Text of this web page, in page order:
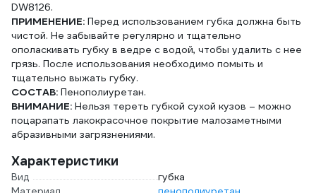
DW8126.
ПРИМЕНЕНИЕ: Перед использованием губка должна быть
чистой. Не забывайте регулярно и тщательно
ополаскивать губку в ведре с водой, чтобы удалить с нее
грязь. После использования необходимо помыть и
тщательно выжать губку.
СОСТАВ: Пенополиуретан.
ВНИМАНИЕ: Нельзя тереть губкой сухой кузов – можно
поцарапать лакокрасочное покрытие малозаметными
абразивными загрязнениями.
Характеристики
Вид
губка